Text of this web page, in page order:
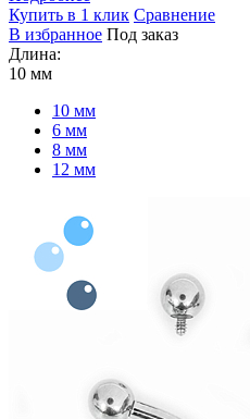
Купить в 1 клик Сравнение
В избранное Под заказ
Длина:
10 мм
10 мм
6 мм
8 мм
12 мм